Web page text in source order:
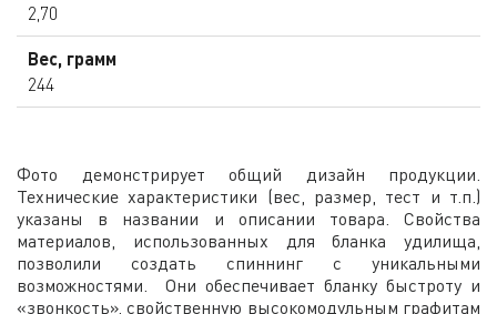
2,70
Вес, грамм
244
Фото демонстрирует общий дизайн продукции.
Технические характеристики (вес, размер, тест и т.п.)
указаны в названии и описании товара. Свойства
материалов, использованных для бланка удилища,
позволили создать спиннинг с уникальными
возможностями. Они обеспечивает бланку быстроту и
«звонкость», свойственную высокомодульным графитам